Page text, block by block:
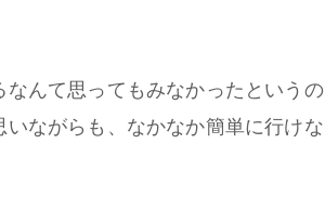
んて思ってもみなかったというの
ながらも、なかなか簡単に行けな